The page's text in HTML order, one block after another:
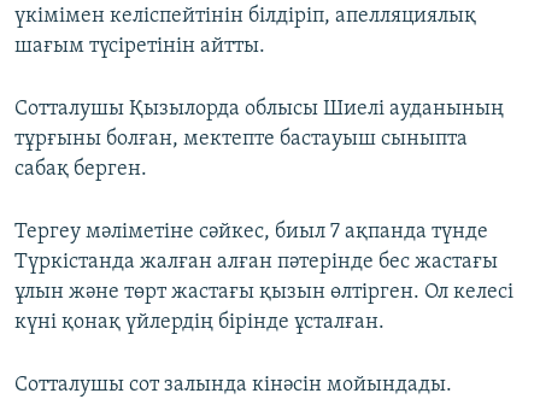
үкімімен келіспейтінін білдіріп, апелляциялық
шағым түсіретінін айтты.
Сотталушы Қызылорда облысы Шиелі ауданының
тұрғыны болған, мектепте бастауыш сыныпта
сабақ берген.
Тергеу мәліметіне сәйкес, биыл 7 ақпанда түнде
Түркістанда жалған алған пәтерінде бес жастағы
ұлын және төрт жастағы қызын өлтірген. Ол келесі
күні қонақ үйлердің бірінде ұсталған.
Сотталушы сот залында кінәсін мойындады.